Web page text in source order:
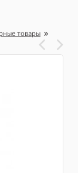
товары